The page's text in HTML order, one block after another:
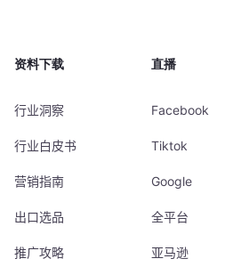
资料下载
行业洞察
行业白皮书
营销指南
出口选品
推广攻略
直播
Facebook
Tiktok
Google
全平台
亚马逊